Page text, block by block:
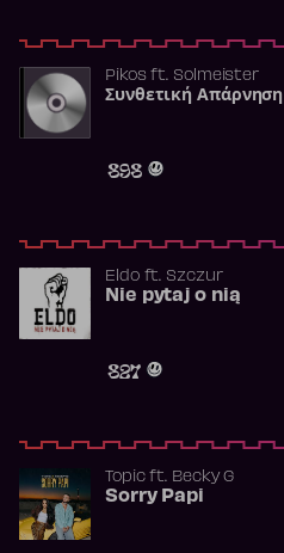
Pikosft. Solmeister
Συνθετική Απάρνηση
898
Eldoft. Szczur
Nie pytaj o nią
827
Topicft. Becky G
Sorry Papi